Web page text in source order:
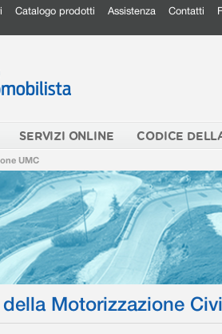
Catalogo prodotti Assistenza Contatti
SERVIZI ONLINE CODICE
UMC
Motorizzazione